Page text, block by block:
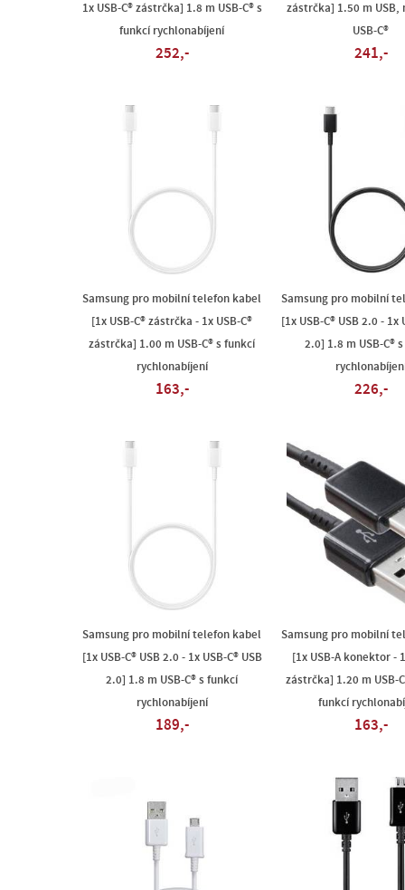
1x USB-C® zástrčka] 1.8 m USB-C® s
funkcí rychlonabíjení
252,-
zástrčka] 1.50 m USB,
USB-C®
241,-
Samsung pro mobilní telefon kabel
[1x USB-C® zástrčka - 1x USB-C®
zástrčka] 1.00 m USB-C® s funkcí
rychlonabíjení
163,-
Samsung pro mobilní
[1x USB-C® USB 2.0 - 1x
2.0] 1.8 m USB-C®
226,-
Samsung pro mobilní telefon kabel
[1x USB-C® USB 2.0 - 1x USB-C® USB
2.0] 1.8 m USB-C® s funkcí
rychlonabíjení
189,-
Samsung pro mobilní
[1x USB-A konektor -
zástrčka] 1.20 m USB-
funkcí
163,-